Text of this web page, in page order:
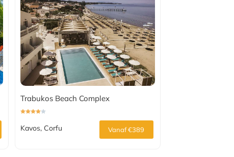
Trabukos Beach Complex
Kavos, Corfu Vanaf €389